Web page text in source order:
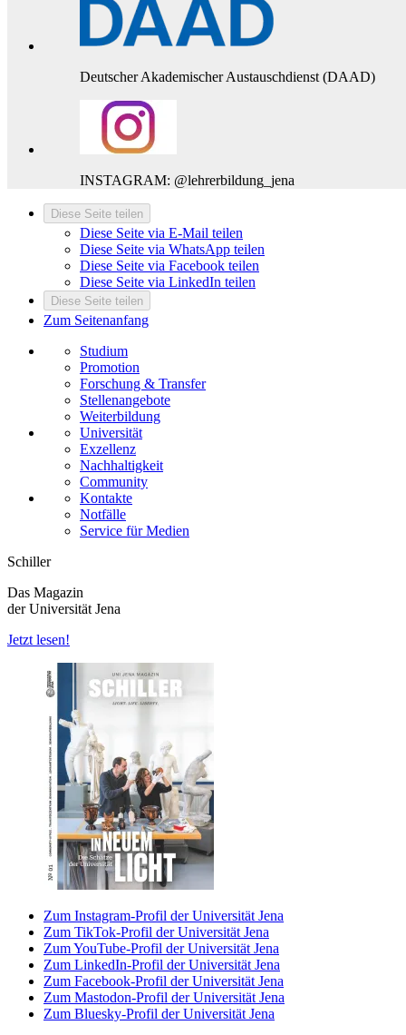
Deutscher Akademischer Austauschdienst (DAAD)
INSTAGRAM: @lehrerbildung_jena
Diese Seite teilen
Diese Seite via E-Mail teilen
Diese Seite via WhatsApp teilen
Diese Seite via Facebook teilen
Diese Seite via LinkedIn teilen
Diese Seite teilen
Zum Seitenanfang
Studium
Promotion
Forschung & Transfer
Stellenangebote
Weiterbildung
Universität
Exzellenz
Nachhaltigkeit
Community
Kontakte
Notfälle
Service für Medien
Schiller
Das Magazin
der Universität Jena
Jetzt lesen!
Zum Instagram-Profil der Universität Jena
Zum TikTok-Profil der Universität Jena
Zum YouTube-Profil der Universität Jena
Zum LinkedIn-Profil der Universität Jena
Zum Facebook-Profil der Universität Jena
Zum Mastodon-Profil der Universität Jena
Zum Bluesky-Profil der Universität Jena